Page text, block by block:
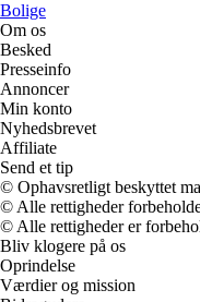
Bolige
Om os
Besked
Presseinfo
Annoncer
Min konto
Nyhedsbrevet
Affiliate
Send et tip
© Ophavsretligt beskyttet
© Alle rettigheder
© Alle rettigheder er
Bliv klogere på os
Oprindelse
Værdier og mission